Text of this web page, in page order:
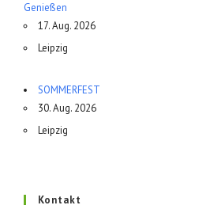
Genießen
17. Aug. 2026
Leipzig
SOMMERFEST
30. Aug. 2026
Leipzig
Kontakt